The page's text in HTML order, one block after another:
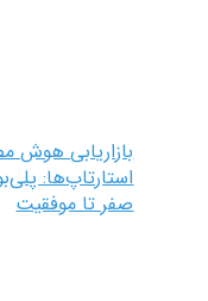
بازاریابی هوش
استارتاپ‌ها:
صفر تا موفقیت